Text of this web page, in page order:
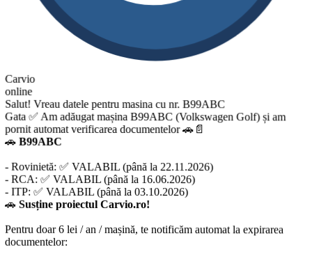
online
Salut! Vreau datele pentru masina cu nr. B99ABC
Gata ✅ Am adăugat mașina B99ABC (Volkswagen Golf) și am
automat verificarea documentelor 🚗📄
B99ABC
Rovinietă: ✅ VALABIL (până la 22.11.2026)
RCA: ✅ VALABIL (până la 16.06.2026)
ITP: ✅ VALABIL (până la 03.10.2026)
Susține proiectul Carvio.ro!
doar 6 lei / an / mașină, te notificăm automat la expirarea